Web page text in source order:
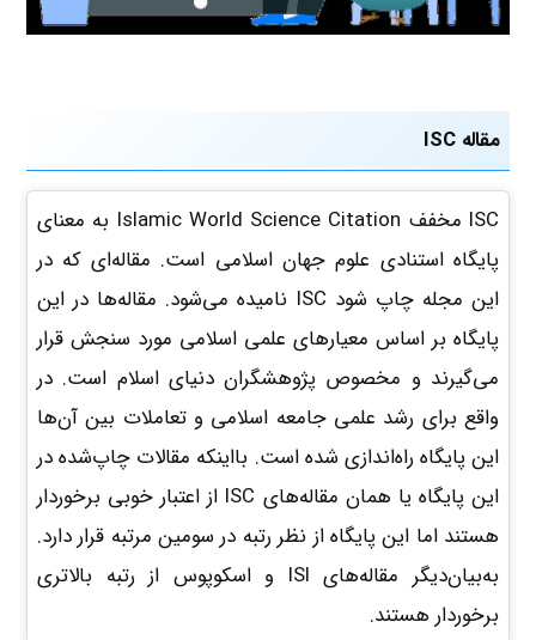
مقاله ISC
ISC مخفف Islamic World Science Citation به معنای
پایگاه استنادی علوم جهان اسلامی است. مقاله‌ای که در
این مجله چاپ شود ISC نامیده می‌شود. مقاله‌ها در این
پایگاه بر اساس معیارهای علمی اسلامی مورد سنجش قرار
می‌گیرند و مخصوص پژوهشگران دنیای اسلام است. در
واقع برای رشد علمی جامعه اسلامی و تعاملات بین آن‌ها
این پایگاه راه‌اندازی شده است. بااینکه مقالات چاپ‌شده در
این پایگاه یا همان مقاله‌های ISC از اعتبار خوبی برخوردار
هستند اما این پایگاه از نظر رتبه در سومین مرتبه قرار دارد.
به‌بیان‌دیگر مقاله‌های ISI و اسکوپوس از رتبه بالاتری
برخوردار هستند.